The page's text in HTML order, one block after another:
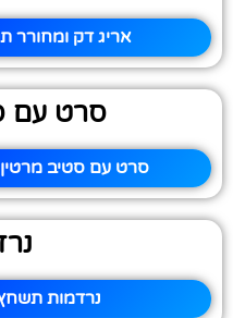
אריג דק ומחורר
סרט עם
סרט עם סטיב
נרדמות